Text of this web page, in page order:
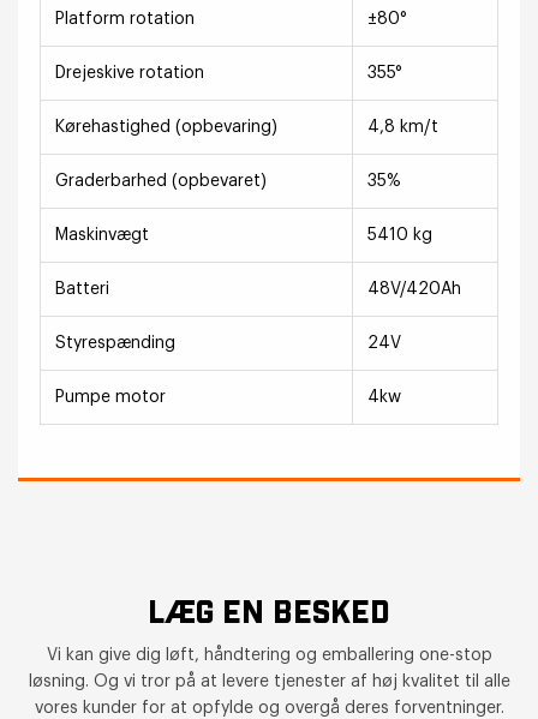
Platform rotation ±80°
Drejeskive rotation 355°
Kørehastighed (opbevaring) 4,8 km/t
Graderbarhed (opbevaret) 35%
Maskinvægt 5410 kg
Batteri 48V/420Ah
Styrespænding 24V
Pumpe motor 4kw
LÆG EN BESKED
Vi kan give dig løft, håndtering og emballering one-stop
løsning. Og vi tror på at levere tjenester af høj kvalitet til alle
vores kunder for at opfylde og overgå deres forventninger.